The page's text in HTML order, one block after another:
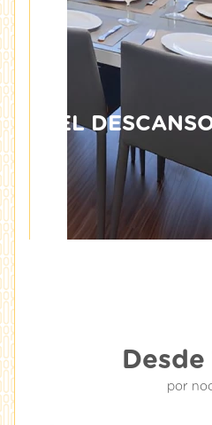
EL
Desde
por